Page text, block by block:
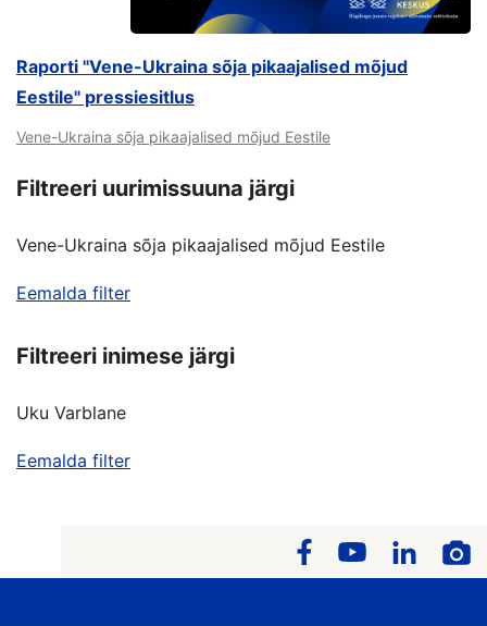
Raporti "Vene-Ukraina sõja pikaajalised mõjud
Eestile" pressiesitlus
Vene-Ukraina sõja pikaajalised mõjud Eestile
Filtreeri uurimissuuna järgi
Vene-Ukraina sõja pikaajalised mõjud Eestile
Eemalda filter
Filtreeri inimese järgi
Uku Varblane
Eemalda filter